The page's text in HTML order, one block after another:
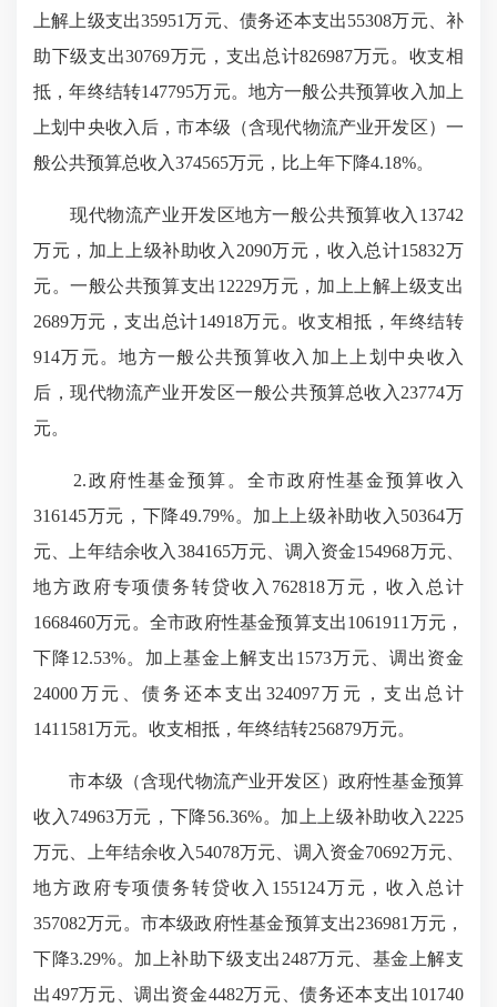
上解上级支出35951万元、债务还本支出55308万元、补
助下级支出30769万元，支出总计826987万元。收支相
抵，年终结转147795万元。地方一般公共预算收入加上
上划中央收入后，市本级（含现代物流产业开发区）一
般公共预算总收入374565万元，比上年下降4.18%。
现代物流产业开发区地方一般公共预算收入13742
万元，加上上级补助收入2090万元，收入总计15832万
元。一般公共预算支出12229万元，加上上解上级支出
2689万元，支出总计14918万元。收支相抵，年终结转
914万元。地方一般公共预算收入加上上划中央收入
后，现代物流产业开发区一般公共预算总收入23774万
元。
2.政府性基金预算。全市政府性基金预算收入
316145万元，下降49.79%。加上上级补助收入50364万
元、上年结余收入384165万元、调入资金154968万元、
地方政府专项债务转贷收入762818万元，收入总计
1668460万元。全市政府性基金预算支出1061911万元，
下降12.53%。加上基金上解支出1573万元、调出资金
24000万元、债务还本支出324097万元，支出总计
1411581万元。收支相抵，年终结转256879万元。
市本级（含现代物流产业开发区）政府性基金预算
收入74963万元，下降56.36%。加上上级补助收入2225
万元、上年结余收入54078万元、调入资金70692万元、
地方政府专项债务转贷收入155124万元，收入总计
357082万元。市本级政府性基金预算支出236981万元，
下降3.29%。加上补助下级支出2487万元、基金上解支
出497万元、调出资金4482万元、债务还本支出101740